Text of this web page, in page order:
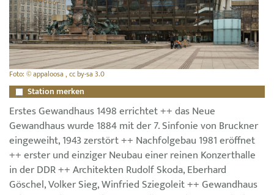
Foto: © appaloosa , cc by-sa 3.0
Station merken
Erstes Gewandhaus 1498 errichtet ++ das Neue
Gewandhaus wurde 1884 mit der 7. Sinfonie von Bruckner
eingeweiht, 1943 zerstört ++ Nachfolgebau 1981 eröffnet
++ erster und einziger Neubau einer reinen Konzerthalle
in der DDR ++ Architekten Rudolf Skoda, Eberhard
Göschel, Volker Sieg, Winfried Sziegoleit ++ Gewandhaus